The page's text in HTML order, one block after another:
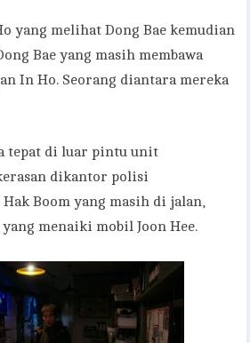
yang melihat Dong Bae kemudian
Bae yang masih membawa
In Ho. Seorang diantara mereka
tepat di luar pintu unit
dikantor polisi
Boom yang masih di jalan,
menaiki mobil Joon Hee.